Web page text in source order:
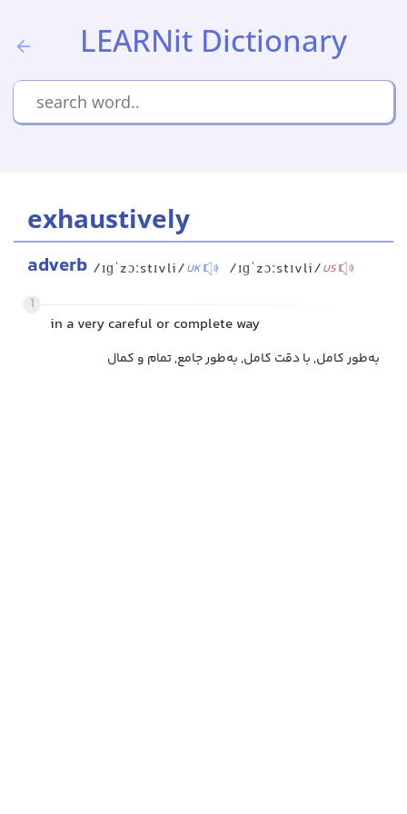
LEARNit Dictionary
exhaustively
adverb /ɪɡˈzɔːstɪvli/UK /ɪɡˈzɔːstɪvli/US
1
in a very careful or complete way
به‌طور کامل, با دقت کامل, به‌طور جامع, تمام و کمال